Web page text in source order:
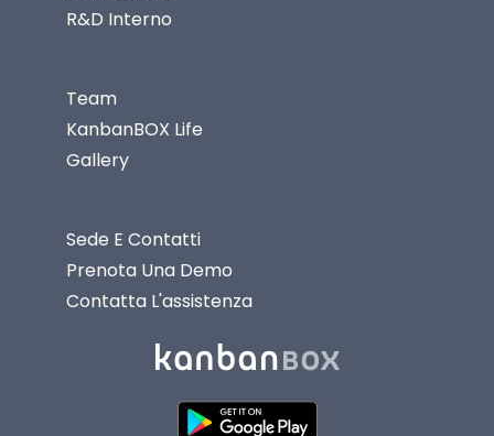
R&D Interno
Team
KanbanBOX Life
Gallery
Sede E Contatti
Prenota Una Demo
Contatta L'assistenza